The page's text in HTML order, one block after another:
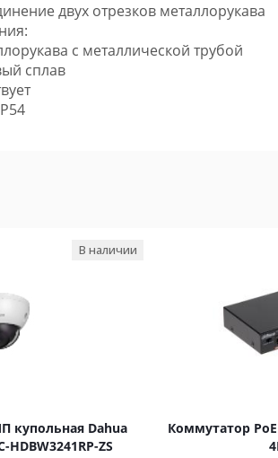
двух отрезков металлорукава
с металлической трубой
сплав
купольная Dahua
HDBW3241RP-ZS
В наличии
Коммутатор PoE